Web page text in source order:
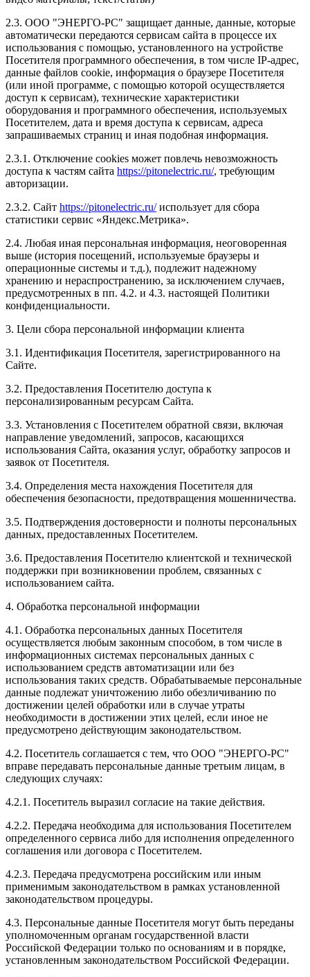
2.3. ООО "ЭНЕРГО-РС" защищает данные, данные, которые
автоматически передаются сервисам сайта в процессе их
использования с помощью, установленного на устройстве
Посетителя программного обеспечения, в том числе IP-адрес,
данные файлов cookie, информация о браузере Посетителя
(или иной программе, с помощью которой осуществляется
доступ к сервисам), технические характеристики
оборудования и программного обеспечения, используемых
Посетителем, дата и время доступа к сервисам, адреса
запрашиваемых страниц и иная подобная информация.
2.3.1. Отключение cookies может повлечь невозможность
доступа к частям сайта https://pitonelectric.ru/, требующим
авторизации.
2.3.2. Сайт https://pitonelectric.ru/использует для сбора
статистики сервис «Яндекс.Метрика».
2.4. Любая иная персональная информация, неоговоренная
выше (история посещений, используемые браузеры и
операционные системы и т.д.), подлежит надежному
хранению и нераспространению, за исключением случаев,
предусмотренных в пп. 4.2. и 4.3. настоящей Политики
конфиденциальности.
3. Цели сбора персональной информации клиента
3.1. Идентификация Посетителя, зарегистрированного на
Сайте.
3.2. Предоставления Посетителю доступа к
персонализированным ресурсам Сайта.
3.3. Установления с Посетителем обратной связи, включая
направление уведомлений, запросов, касающихся
использования Сайта, оказания услуг, обработку запросов и
заявок от Посетителя.
3.4. Определения места нахождения Посетителя для
обеспечения безопасности, предотвращения мошенничества.
3.5. Подтверждения достоверности и полноты персональных
данных, предоставленных Посетителем.
3.6. Предоставления Посетителю клиентской и технической
поддержки при возникновении проблем, связанных с
использованием сайта.
4. Обработка персональной информации
4.1. Обработка персональных данных Посетителя
осуществляется любым законным способом, в том числе в
информационных системах персональных данных с
использованием средств автоматизации или без
использования таких средств. Обрабатываемые персональные
данные подлежат уничтожению либо обезличиванию по
достижении целей обработки или в случае утраты
необходимости в достижении этих целей, если иное не
предусмотрено действующим законодательством.
4.2. Посетитель соглашается с тем, что ООО "ЭНЕРГО-РС"
вправе передавать персональные данные третьим лицам, в
следующих случаях:
4.2.1. Посетитель выразил согласие на такие действия.
4.2.2. Передача необходима для использования Посетителем
определенного сервиса либо для исполнения определенного
соглашения или договора с Посетителем.
4.2.3. Передача предусмотрена российским или иным
применимым законодательством в рамках установленной
законодательством процедуры.
4.3. Персональные данные Посетителя могут быть переданы
уполномоченным органам государственной власти
Российской Федерации только по основаниям и в порядке,
установленным законодательством Российской Федерации.